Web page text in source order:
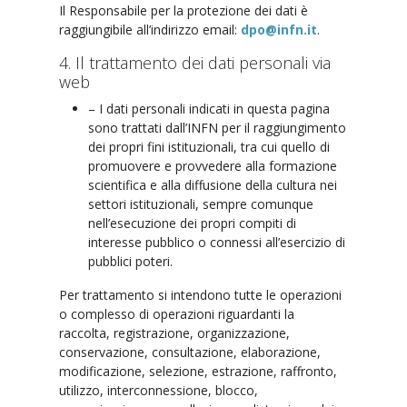
Il Responsabile per la protezione dei dati è
raggiungibile all’indirizzo email: dpo@infn.it.
4. Il trattamento dei dati personali via
web
– I dati personali indicati in questa pagina
sono trattati dall’INFN per il raggiungimento
dei propri fini istituzionali, tra cui quello di
promuovere e provvedere alla formazione
scientifica e alla diffusione della cultura nei
settori istituzionali, sempre comunque
nell’esecuzione dei propri compiti di
interesse pubblico o connessi all’esercizio di
pubblici poteri.
Per trattamento si intendono tutte le operazioni
o complesso di operazioni riguardanti la
raccolta, registrazione, organizzazione,
conservazione, consultazione, elaborazione,
modificazione, selezione, estrazione, raffronto,
utilizzo, interconnessione, blocco,